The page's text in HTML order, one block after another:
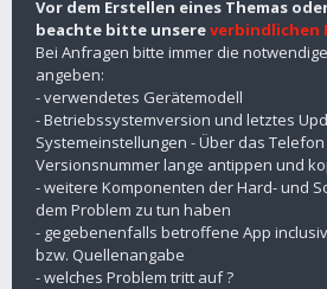
Vor dem Erstellen eines Themas
beachte bitte unsereverbindlichen
Bei Anfragen bitte immer die
angeben:
- verwendetes Gerätemodell
- Betriebssystemversion und letztes
Systemeinstellungen - Über das
Versionsnummer lange antippen und
- weitere Komponenten der Hard- und
dem Problem zu tun haben
- gegebenenfalls betroffene App
bzw. Quellenangabe
- welches Problem tritt auf ?